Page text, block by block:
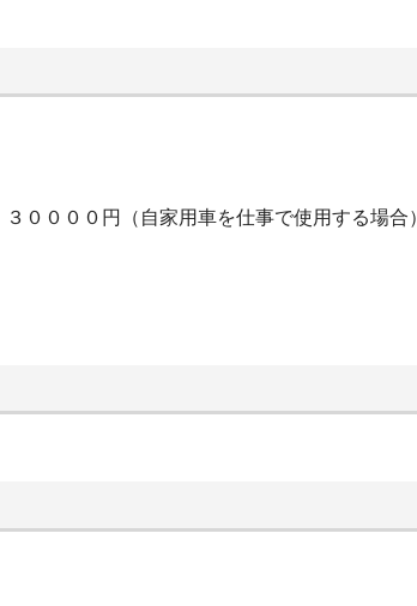
００００円（自家用車を仕事で使用する場合）